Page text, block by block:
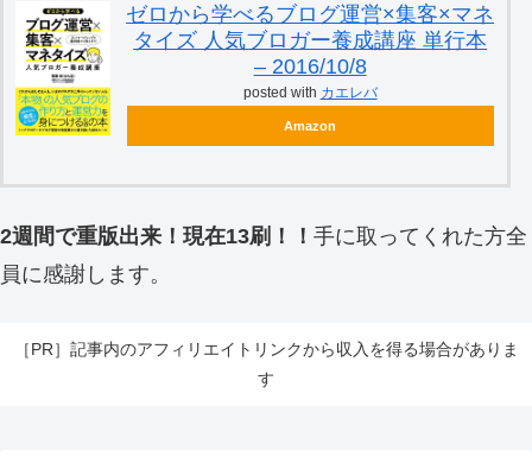
ゼロから学べるブログ運営×集客×マネ
タイズ 人気ブロガー養成講座 単行本
– 2016/10/8
posted with カエレバ
Amazon
2週間で重版出来！現在13刷！！ 手に取ってくれた方全
員に感謝します。
［PR］記事内のアフィリエイトリンクから収入を得る場合がありま
す